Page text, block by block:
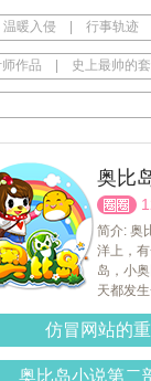
暖入侵 行事轨迹
作品 史上最帅的
奥比
简介: 奥
洋上，
岛，小
天都发
仿冒网站的
奥比岛小说第二